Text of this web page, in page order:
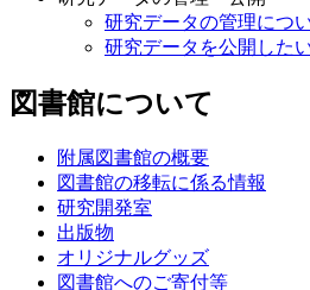
研究データの管理につ
研究データを公開した
図書館について
附属図書館の概要
図書館の移転に係る情報
研究開発室
出版物
オリジナルグッズ
図書館へのご寄付等